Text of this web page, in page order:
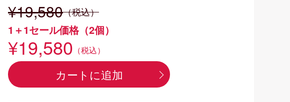
¥19,580（税込）
1＋1セール価格（2個）
¥19,580 （税込）
カートに追加